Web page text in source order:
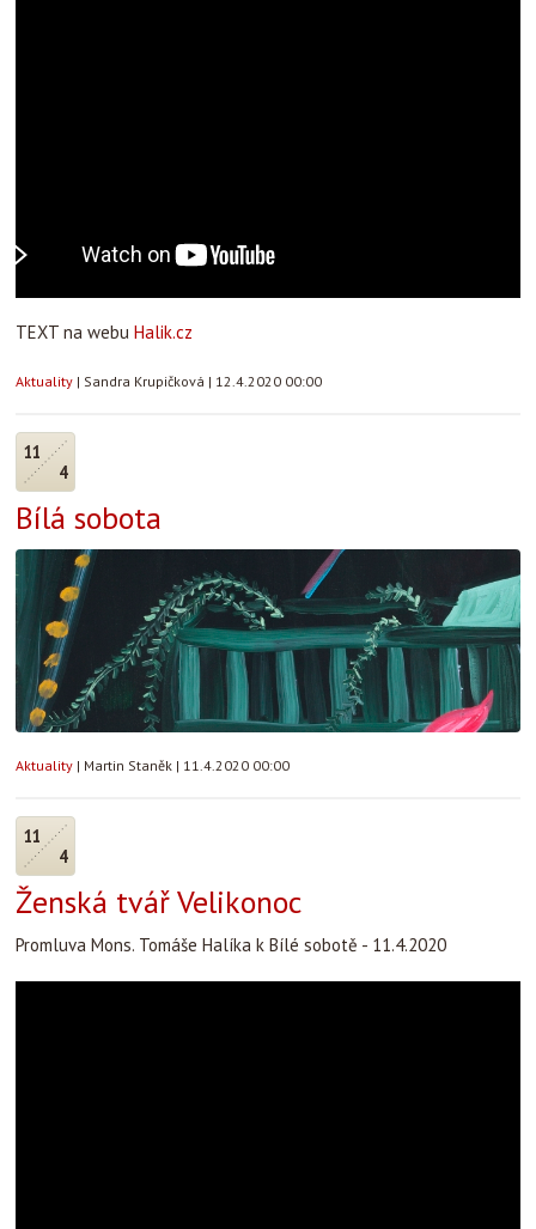
TEXT na webu Halik.cz
Aktuality | Sandra Krupičková | 12.4.2020 00:00
11
4
Bílá sobota
Aktuality | Martin Staněk | 11.4.2020 00:00
11
4
Ženská tvář Velikonoc
Promluva Mons. Tomáše Halíka k Bílé sobotě - 11.4.2020